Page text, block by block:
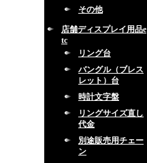
その他
店舗ディスプレイ用品e
tc
リング台
バングル（ブレス
レット）台
時計文字盤
リングサイズ直し
代金
別途販売用チェー
ン